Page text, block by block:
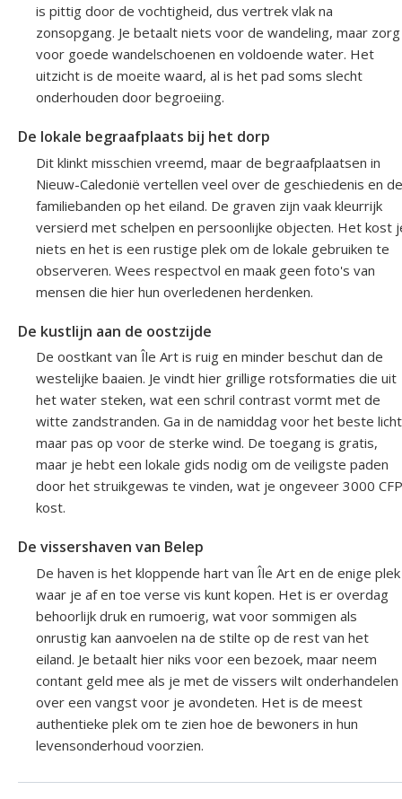
is pittig door de vochtigheid, dus vertrek vlak na
zonsopgang. Je betaalt niets voor de wandeling, maar zorg
voor goede wandelschoenen en voldoende water. Het
uitzicht is de moeite waard, al is het pad soms slecht
onderhouden door begroeiing.
De lokale begraafplaats bij het dorp
Dit klinkt misschien vreemd, maar de begraafplaatsen in
Nieuw-Caledonië vertellen veel over de geschiedenis en de
familiebanden op het eiland. De graven zijn vaak kleurrijk
versierd met schelpen en persoonlijke objecten. Het kost
niets en het is een rustige plek om de lokale gebruiken te
observeren. Wees respectvol en maak geen foto's van
mensen die hier hun overledenen herdenken.
De kustlijn aan de oostzijde
De oostkant van Île Art is ruig en minder beschut dan de
westelijke baaien. Je vindt hier grillige rotsformaties die uit
het water steken, wat een schril contrast vormt met de
witte zandstranden. Ga in de namiddag voor het beste
maar pas op voor de sterke wind. De toegang is gratis,
maar je hebt een lokale gids nodig om de veiligste paden
door het struikgewas te vinden, wat je ongeveer 3000 CFP
kost.
De vissershaven van Belep
De haven is het kloppende hart van Île Art en de enige plek
waar je af en toe verse vis kunt kopen. Het is er overdag
behoorlijk druk en rumoerig, wat voor sommigen als
onrustig kan aanvoelen na de stilte op de rest van het
eiland. Je betaalt hier niks voor een bezoek, maar neem
contant geld mee als je met de vissers wilt onderhandelen
over een vangst voor je avondeten. Het is de meest
authentieke plek om te zien hoe de bewoners in hun
levensonderhoud voorzien.